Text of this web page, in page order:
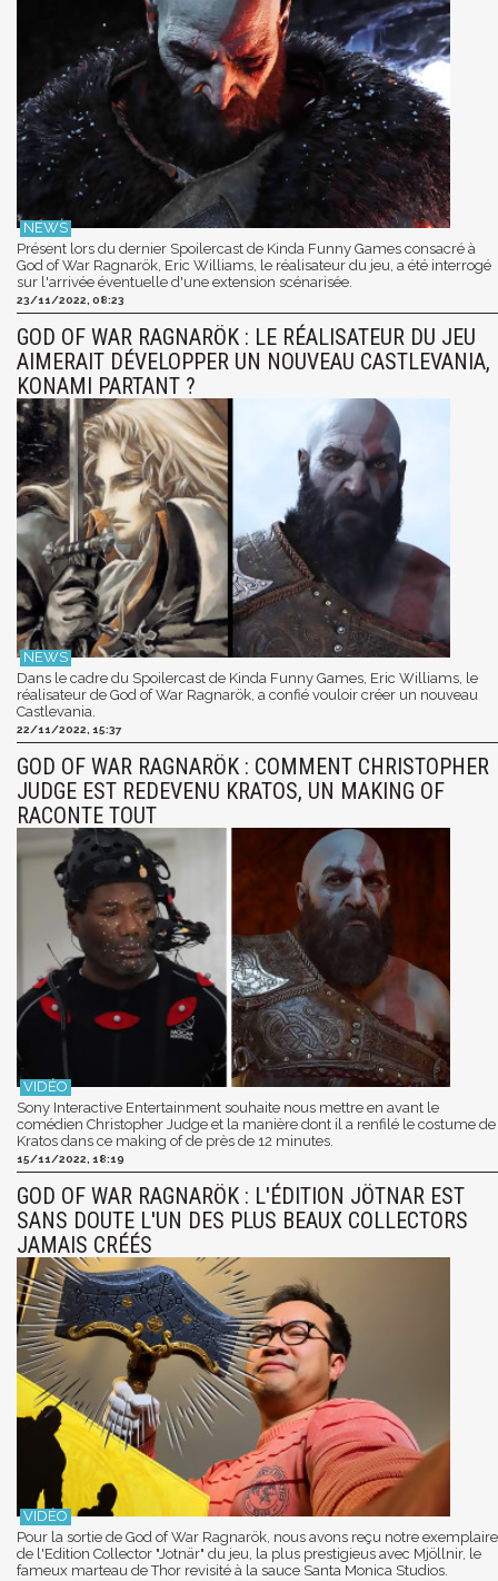
Présent lors du dernier Spoilercast de Kinda Funny Games consacré à
God of War Ragnarök, Eric Williams, le réalisateur du jeu, a été interrogé
sur l'arrivée éventuelle d'une extension scénarisée.
23/11/2022, 08:23
GOD OF WAR RAGNARÖK : LE RÉALISATEUR DU JEU
AIMERAIT DÉVELOPPER UN NOUVEAU CASTLEVANIA,
KONAMI PARTANT ?
Dans le cadre du Spoilercast de Kinda Funny Games, Eric Williams, le
réalisateur de God of War Ragnarök, a confié vouloir créer un nouveau
Castlevania.
22/11/2022, 15:37
GOD OF WAR RAGNARÖK : COMMENT CHRISTOPHER
JUDGE EST REDEVENU KRATOS, UN MAKING OF
RACONTE TOUT
Sony Interactive Entertainment souhaite nous mettre en avant le
comédien Christopher Judge et la manière dont il a renfilé le costume de
Kratos dans ce making of de près de 12 minutes.
15/11/2022, 18:19
GOD OF WAR RAGNARÖK : L'ÉDITION JÖTNAR EST
SANS DOUTE L'UN DES PLUS BEAUX COLLECTORS
JAMAIS CRÉÉS
Pour la sortie de God of War Ragnarök, nous avons reçu notre exemplaire
de l'Edition Collector "Jotnär" du jeu, la plus prestigieus avec Mjöllnir, le
fameux marteau de Thor revisité à la sauce Santa Monica Studios.